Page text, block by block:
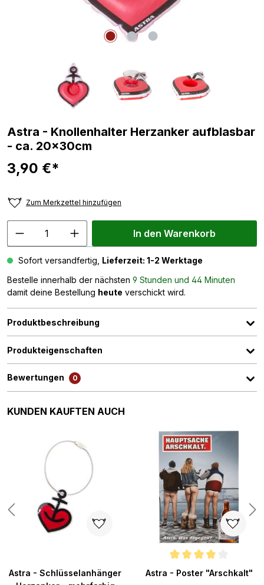
Astra - Knollenhalter Herzanker aufblasbar
- ca. 20x30cm
3,90 €*
Zum Merkzettel hinzufügen
In den Warenkorb
Sofort versandfertig, Lieferzeit: 1-2 Werktage
Bestelle innerhalb der nächsten 9 Stunden und 44 Minuten
damit deine Bestellung heute verschickt wird.
Produktbeschreibung
Produkteigenschaften
Bewertungen 0
Produktgalerie überspringen
KUNDEN KAUFTEN AUCH
Astra - Schlüsselanhänger
Durchschnittliche Bewertung
Astra - Poster "Arschkalt"